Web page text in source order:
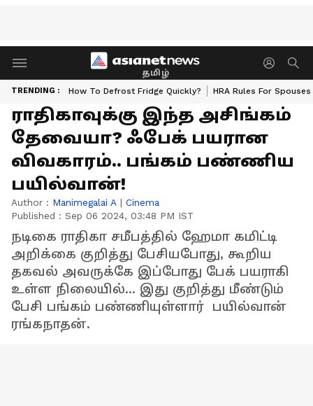
தமிழ்
TRENDING : How To Defrost Fridge Quickly? HRA Rules For Spouses
ராதிகாவுக்கு இந்த அசிங்கம்
தேவையா? ஃபேக் பயரான
விவகாரம்.. பங்கம் பண்ணிய
பயில்வான்!
Author : Manimegalai A | Cinema
Published : Sep 06 2024, 03:48 PM IST
நடிகை ராதிகா சமீபத்தில் ஹேமா கமிட்டி
அறிக்கை குறித்து பேசியபோது, கூறிய
தகவல் அவருக்கே இப்போது பேக் பயராகி
உள்ள நிலையில்... இது குறித்து மீண்டும்
பேசி பங்கம் பண்ணியுள்ளார் பயில்வான்
ரங்கநாதன்.